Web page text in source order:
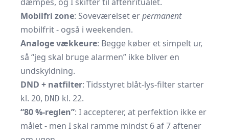
Mobilfri zone: Soveværelset erpermanent
mobilfrit - også i weekenden.
Analoge vækkeure: Begge køber et simpelt ur,
så “jeg skal bruge alarmen” ikke bliver en
undskyldning.
DND + natfilter: Tidsstyret blåt-lys-filter starter
kl. 20, DND kl. 22.
“80 %-reglen”: I accepterer, at perfektion ikke er
målet - men I skal ramme mindst 6 af 7 aftener